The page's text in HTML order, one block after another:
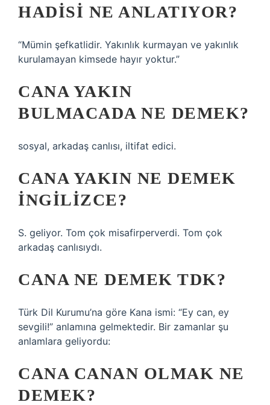
HADISI NE ANLATIYOR?
“Mümin şefkatlidir. Yakınlık kurmayan ve yakınlık
kurulamayan kimsede hayır yoktur.”
CANA YAKIN
BULMACADA NE DEMEK?
sosyal, arkadaş canlısı, iltifat edici.
CANA YAKIN NE DEMEK
INGILIZCE?
S. geliyor. Tom çok misafirperverdi. Tom çok
arkadaş canlısıydı.
CANA NE DEMEK TDK?
Türk Dil Kurumu’na göre Kana ismi: “Ey can, ey
sevgili!” anlamına gelmektedir. Bir zamanlar şu
anlamlara geliyordu:
CANA CANAN OLMAK NE
DEMEK?